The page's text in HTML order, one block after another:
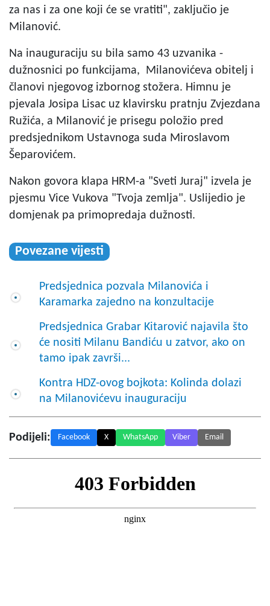
za nas i za one koji će se vratiti", zaključio je
Milanović.
Na inauguraciju su bila samo 43 uzvanika -
dužnosnici po funkcijama, Milanovićeva obitelj i
članovi njegovog izbornog stožera. Himnu je
pjevala Josipa Lisac uz klavirsku pratnju Zvjezdana
Ružića, a Milanović je prisegu položio pred
predsjednikom Ustavnoga suda Miroslavom
Šeparovićem.
Nakon govora klapa HRM-a "Sveti Juraj" izvela je
pjesmu Vice Vukova "Tvoja zemlja". Uslijedio je
domjenak pa primopredaja dužnosti.
Povezane vijesti
Predsjednica pozvala Milanovića i
Karamarka zajedno na konzultacije
Predsjednica Grabar Kitarović najavila što
će nositi Milanu Bandiću u zatvor, ako on
tamo ipak završi...
Kontra HDZ-ovog bojkota: Kolinda dolazi
na Milanovićevu inauguraciju
Podijeli: Facebook X WhatsApp Viber Email